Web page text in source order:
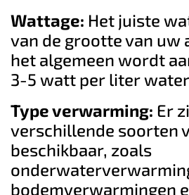
Wattage: Het juiste
van de grootte van uw
het algemeen wordt
3-5 watt per liter
Type verwarming: Er
verschillende soorten
beschikbaar, zoals
bodemverwarmingen